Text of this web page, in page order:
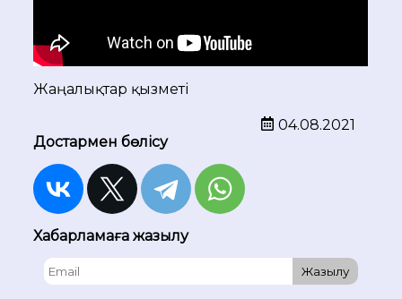
Жаңалықтар қызметі
04.08.2021
Достармен бөлісу
Хабарламаға жазылу
Жазылу